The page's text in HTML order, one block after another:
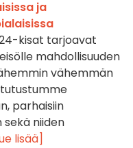
ja
kisat tarjoavat
mahdollisuuden
vähemmän
tutustumme
parhaisiin
sekä niiden
lisää]